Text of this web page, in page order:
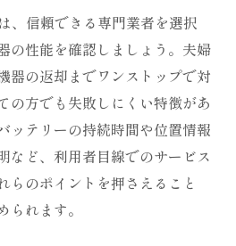
、信頼できる専門業者を選択
の性能を確認しましょう。夫婦
器の返却までワンストップで対
の方でも失敗しにくい特徴があ
ッテリーの持続時間や位置情報
など、利用者目線でのサービス
らのポイントを押さえること
れます。